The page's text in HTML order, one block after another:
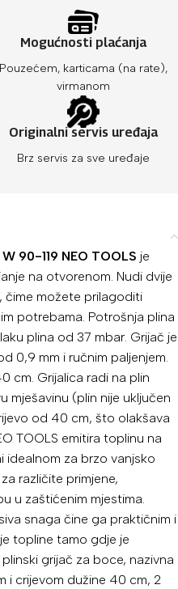
Mogućnosti plaćanja
Pouzećem, karticama (na rate),
virmanom
Originalni servis uređaja
Brz servis za sve uređaje
90-119 NEO TOOLS je
na otvorenom. Nudi dvije
čime možete prilagoditi
potrebama. Potrošnja plina
plina od 37 mbar. Grijač je
0,9 mm i ručnim paljenjem.
cm. Grijalica radi na plin
mješavinu (plin nije uključen
od 40 cm, što olakšava
TOOLS emitira toplinu na
idealnom za brzo vanjsko
različite primjene,
u zaštićenim mjestima.
snaga čine ga praktičnim i
topline tamo gdje je
plinski grijač za boce, nazivna
i crijevom dužine 40 cm, 2